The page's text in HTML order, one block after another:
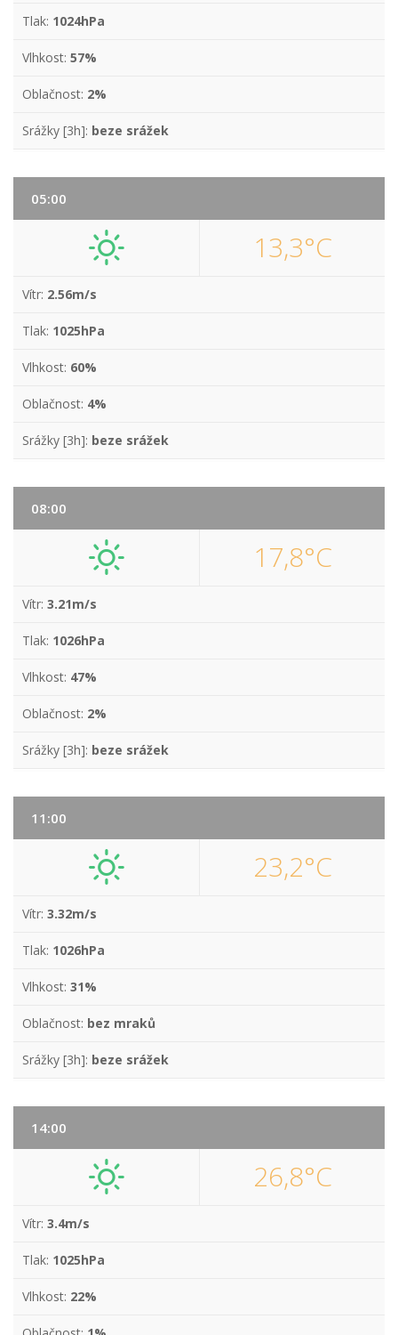
Tlak: 1024hPa
Vlhkost: 57%
Oblačnost: 2%
Srážky [3h]: beze srážek
05:00
13,3°C
Vítr: 2.56m/s
Tlak: 1025hPa
Vlhkost: 60%
Oblačnost: 4%
Srážky [3h]: beze srážek
08:00
17,8°C
Vítr: 3.21m/s
Tlak: 1026hPa
Vlhkost: 47%
Oblačnost: 2%
Srážky [3h]: beze srážek
11:00
23,2°C
Vítr: 3.32m/s
Tlak: 1026hPa
Vlhkost: 31%
Oblačnost: bez mraků
Srážky [3h]: beze srážek
14:00
26,8°C
Vítr: 3.4m/s
Tlak: 1025hPa
Vlhkost: 22%